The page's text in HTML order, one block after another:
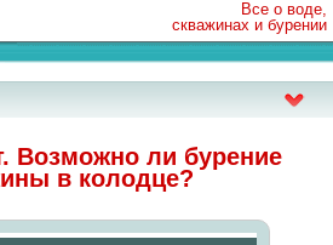
Все о воде,
скважинах и бурении
Возможно ли бурение
в колодце?